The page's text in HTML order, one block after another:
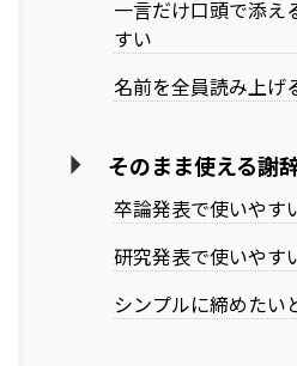
一言だけ口頭で添え
すい
名前を全員読み上げ
そのまま使える謝
卒論発表で使いやす
研究発表で使いやす
シンプルに締めたい